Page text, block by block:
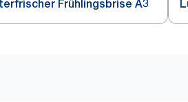
Frühlingsbrise A3